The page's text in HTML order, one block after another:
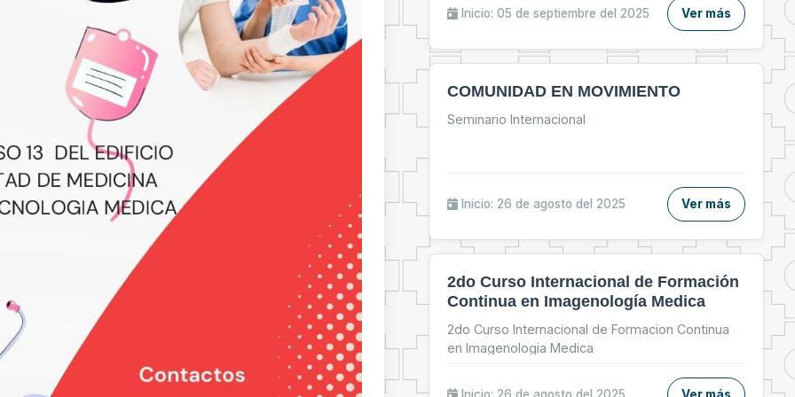
Inicio: 05 de septiembre del 2025 Ver más
COMUNIDAD EN MOVIMIENTO
Seminario Internacional
Inicio: 26 de agosto del 2025 Ver más
2do Curso Internacional de Formación
Continua en Imagenología Medica
2do Curso Internacional de Formacion Continua
en Imagenologia Medica